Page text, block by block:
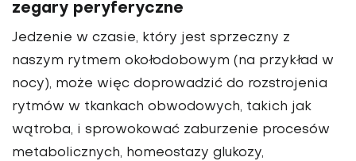
zegary peryferyczne
Jedzenie w czasie, który jest sprzeczny z
naszym rytmem okołodobowym (na przykład w
nocy), może więc doprowadzić do rozstrojenia
rytmów w tkankach obwodowych, takich jak
wątroba, i sprowokować zaburzenie procesów
metabolicznych, homeostazy glukozy,